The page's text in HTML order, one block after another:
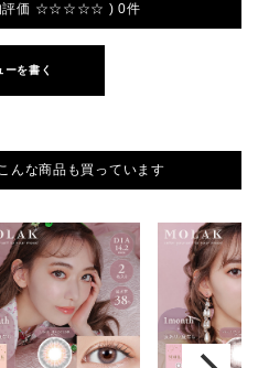
評価 ☆☆☆☆☆ ) 0件
ーを書く
んな商品も買っています